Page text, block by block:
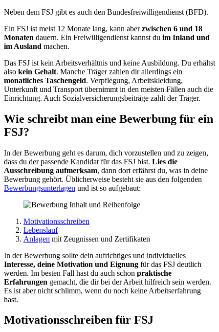
Neben dem FSJ gibt es auch den Bundesfreiwilligendienst (BFD).
Ein FSJ ist meist 12 Monate lang, kann aberzwischen 6 und 18
Monaten dauern. Ein Freiwilligendienst kannst du im Inland und
im Ausland machen.
Das FSJ ist kein Arbeitsverhältnis und keine Ausbildung. Du erhältst
also kein Gehalt. Manche Träger zahlen dir allerdings ein
monatliches Taschengeld. Verpflegung, Arbeitskleidung,
Unterkunft und Transport übernimmt in den meisten Fällen auch die
Einrichtung. Auch Sozialversicherungsbeiträge zahlt der Träger.
Wie schreibt man eine Bewerbung für ein
FSJ?
In der Bewerbung geht es darum, dich vorzustellen und zu zeigen,
dass du der passende Kandidat für das FSJ bist. Lies die
Ausschreibung aufmerksam, dann dort erfährst du, was in deine
Bewerbung gehört. Üblicherweise besteht sie aus den folgenden
Bewerbungsunterlagen und ist so aufgebaut:
Motivationsschreiben
Lebenslauf
Anlagen mit Zeugnissen und Zertifikaten
In der Bewerbung sollte dein aufrichtiges und individuelles
Interesse, deine Motivation und Eignung für das FSJ deutlich
werden. Im besten Fall hast du auch schon praktische
Erfahrungen gemacht, die dir bei der Arbeit hilfreich sein werden.
Es ist aber nicht schlimm, wenn du noch keine Arbeitserfahrung
hast.
Motivationsschreiben für FSJ